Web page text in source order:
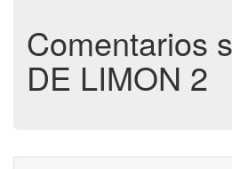
Comentarios
DE LIMON 2